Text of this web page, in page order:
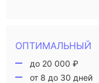
ОПТИМАЛЬНЫЙ
до 20 000 ₽
от 8 до 30 дней